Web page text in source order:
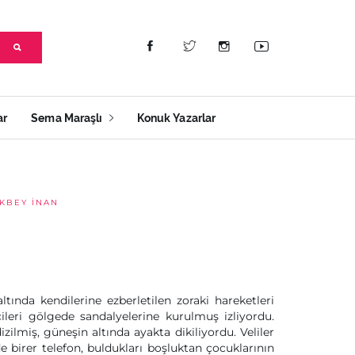
Sema Maraşlı Konuk Yazarlar
İNAN
kendilerine ezberletilen zoraki hareketleri
gölgede sandalyelerine kurulmuş izliyordu.
güneşin altında ayakta dikiliyordu. Veliler
telefon, buldukları boşluktan çocuklarının